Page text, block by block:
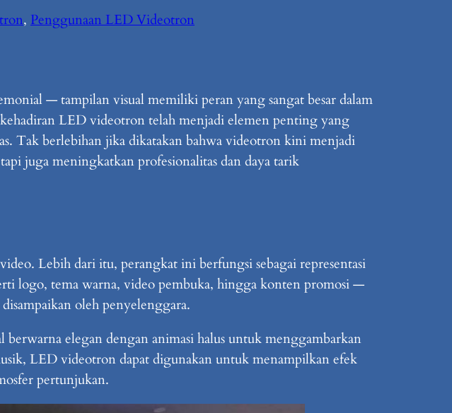
, Penggunaan LED Videotron
— tampilan visual memiliki peran yang sangat besar dalam
LED videotron telah menjadi elemen penting yang
Tak berlebihan jika dikatakan bahwa videotron kini menjadi
juga meningkatkan profesionalitas dan daya tarik
Lebih dari itu, perangkat ini berfungsi sebagai representasi
logo, tema warna, video pembuka, hingga konten promosi —
oleh penyelenggara.
elegan dengan animasi halus untuk menggambarkan
LED videotron dapat digunakan untuk menampilkan efek
pertunjukan.